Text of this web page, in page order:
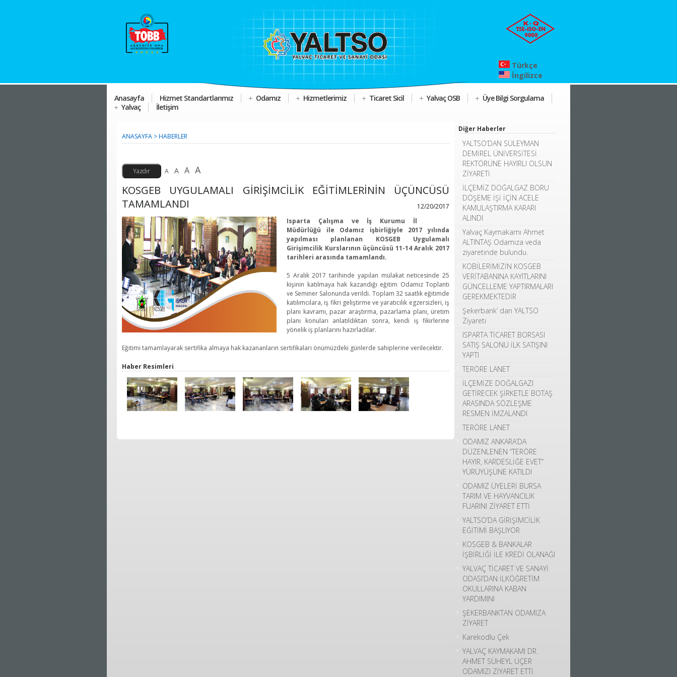
Türkçe
İngilizce
Anasayfa Hizmet Standartlarımız Odamız Hizmetlerimiz Ticaret Sicil Yalvaç OSB
Üye Bilgi Sorgulama
Yalvaç
İletişim
ANASAYFA >HABERLER
A A A A
KOSGEB UYGULAMALI GİRİŞİMCİLİK EĞİTİMLERİNİN ÜÇÜNCÜSÜ
TAMAMLANDI
12/20/2017
Isparta Çalışma ve İş Kurumu İl
Müdürlüğü ile Odamız işbirliğiyle 2017 yılında
yapılması planlanan KOSGEB Uygulamalı
Girişimcilik Kurslarının üçüncüsü 11-14 Aralık 2017
tarihleri arasında tamamlandı.
5 Aralık 2017 tarihinde yapılan mülakat neticesinde 25
kişinin katılmaya hak kazandığı eğitim Odamız Toplantı
ve Seminer Salonunda verildi. Toplam 32 saatlik eğitimde
katılımcılara, iş fikri geliştirme ve yaratıcılık egzersizleri, iş
planı kavramı, pazar araştırma, pazarlama planı, üretim
planı konuları anlatıldıktan sonra, kendi iş fikirlerine
yönelik iş planlarını hazırladılar.
Eğitimi tamamlayarak sertifika almaya hak kazananların sertifikaları önümüzdeki günlerde sahiplerine verilecektir.
Haber Resimleri
Diğer Haberler
YALTSO’DAN SÜLEYMAN
DEMİREL ÜNİVERSİTESİ
REKTÖRÜNE HAYIRLI OLSUN
ZİYARETİ
İLÇEMİZ DOĞALGAZ BORU
DÖŞEME İŞİ İÇİN ACELE
KAMULAŞTIRMA KARARI
ALINDI
Yalvaç Kaymakamı Ahmet
ALTINTAŞ Odamıza veda
ziyaretinde bulundu.
KOBİLERİMİZİN KOSGEB
VERİTABANINA KAYITLARINI
GÜNCELLEME YAPTIRMALARI
GEREKMEKTEDİR
Şekerbank’ dan YALTSO
Ziyareti
ISPARTA TİCARET BORSASI
SATIŞ SALONU İLK SATIŞINI
YAPTI
TERÖRE LANET
İLÇEMİZE DOĞALGAZI
GETİRECEK ŞİRKETLE BOTAŞ
ARASINDA SÖZLEŞME
RESMEN İMZALANDI
TERÖRE LANET
ODAMIZ ANKARA’DA
DÜZENLENEN “TERÖRE
HAYIR, KARDESLİĞE EVET”
YÜRÜYÜŞÜNE KATILDI
ODAMIZ ÜYELERİ BURSA
TARIM VE HAYVANCILIK
FUARINI ZİYARET ETTİ
YALTSO’DA GİRİŞİMCİLİK
EĞİTİMİ BAŞLIYOR
KOSGEB & BANKALAR
İŞBİRLİĞİ İLE KREDİ OLANAĞI
YALVAÇ TİCARET VE SANAYİ
ODASI’DAN İLKÖĞRETİM
OKULLARINA KABAN
YARDIMINI
ŞEKERBANKTAN ODAMIZA
ZİYARET
Karekodlu Çek
YALVAÇ KAYMAKAMI DR.
AHMET SÜHEYL ÜÇER
ODAMIZI ZİYARET ETTİ